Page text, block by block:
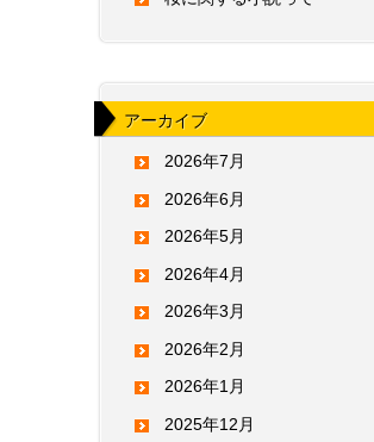
アーカイブ
2026年7月
2026年6月
2026年5月
2026年4月
2026年3月
2026年2月
2026年1月
2025年12月